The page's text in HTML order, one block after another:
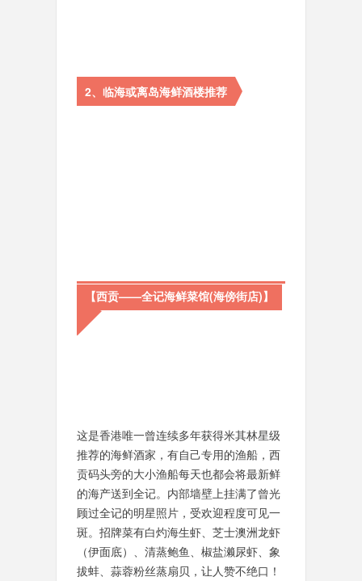
2、临海或离岛海鲜酒楼推荐
【西贡——全记海鲜菜馆(海傍街店)】
这是香港唯一曾连续多年获得米其林星级
推荐的海鲜酒家，有自己专用的渔船，西
贡码头旁的大小渔船每天也都会将最新鲜
的海产送到全记。内部墙壁上挂满了曾光
顾过全记的明星照片，受欢迎程度可见一
斑。招牌菜有白灼海生虾、芝士澳洲龙虾
（伊面底）、清蒸鲍鱼、椒盐濑尿虾、象
拔蚌、蒜蓉粉丝蒸扇贝，让人赞不绝口！